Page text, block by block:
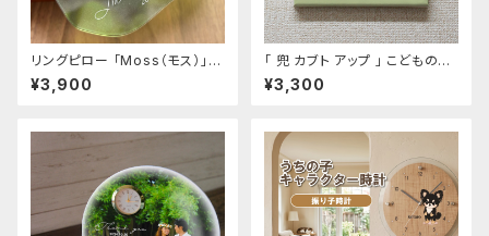
リングピロー 「Moss（モス）」
アクリル製 お名前 日付入ります
¥3,900
「 兜 カブト アップ 」 こどもの日
キャンバス 18×18cm 端午の節
句 お名前入り壁飾り
¥3,300